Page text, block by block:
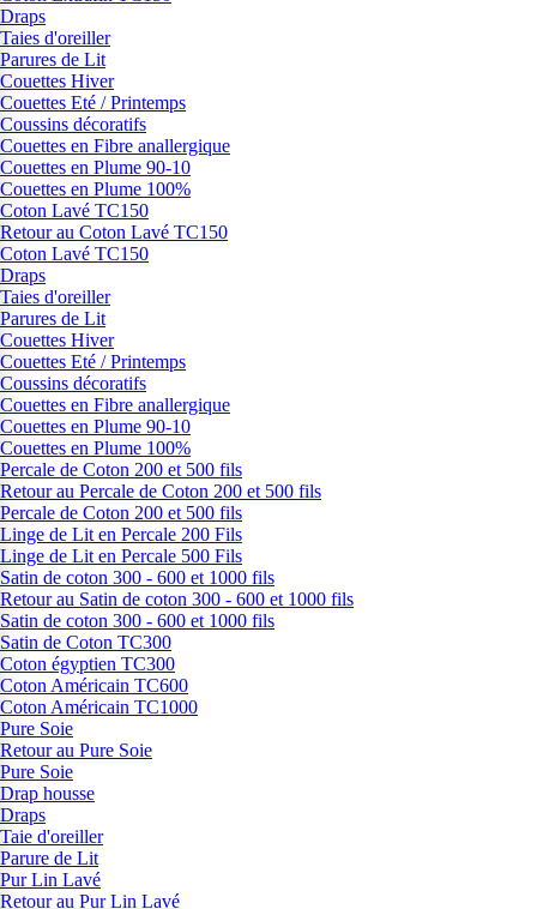
Draps
Taies d'oreiller
Parures de Lit
Couettes Hiver
Couettes Eté / Printemps
Coussins décoratifs
Couettes en Fibre anallergique
Couettes en Plume 90-10
Couettes en Plume 100%
Coton Lavé TC150
Retour au Coton Lavé TC150
Coton Lavé TC150
Draps
Taies d'oreiller
Parures de Lit
Couettes Hiver
Couettes Eté / Printemps
Coussins décoratifs
Couettes en Fibre anallergique
Couettes en Plume 90-10
Couettes en Plume 100%
Percale de Coton 200 et 500 fils
Retour au Percale de Coton 200 et 500 fils
Percale de Coton 200 et 500 fils
Linge de Lit en Percale 200 Fils
Linge de Lit en Percale 500 Fils
Satin de coton 300 - 600 et 1000 fils
Retour au Satin de coton 300 - 600 et 1000 fils
Satin de coton 300 - 600 et 1000 fils
Satin de Coton TC300
Coton égyptien TC300
Coton Américain TC600
Coton Américain TC1000
Pure Soie
Retour au Pure Soie
Pure Soie
Drap housse
Draps
Taie d'oreiller
Parure de Lit
Pur Lin Lavé
Retour au Pur Lin Lavé